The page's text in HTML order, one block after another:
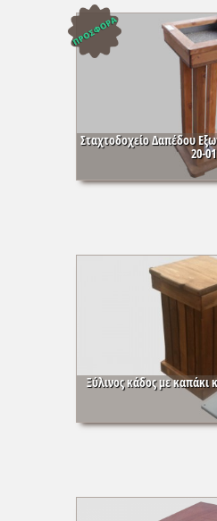
Σταχτοδοχείο Δαπέδου
20-01
Ξύλινος κάδος με καπάκι